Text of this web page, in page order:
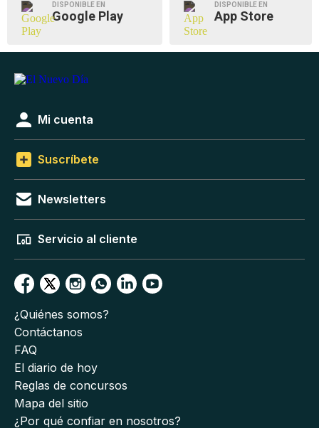
DISPONIBLE EN
Google Play
DISPONIBLE EN
App Store
Mi cuenta
Suscríbete
Newsletters
Servicio al cliente
¿Quiénes somos?
Contáctanos
FAQ
El diario de hoy
Reglas de concursos
Mapa del sitio
¿Por qué confiar en nosotros?